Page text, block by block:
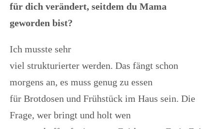
für dich verändert, seitdem du Mama
geworden bist?
Ich musste sehr
viel strukturierter werden. Das fängt schon
morgens an, es muss genug zu essen
für Brotdosen und Frühstück im Haus sein. Die
Frage, wer bringt und holt wen